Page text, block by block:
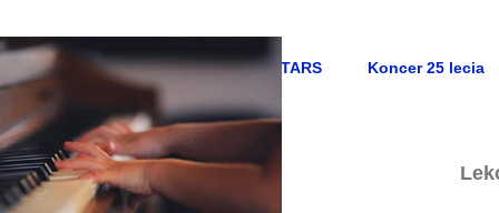
Concert RISING STARS Koncer 25 lecia